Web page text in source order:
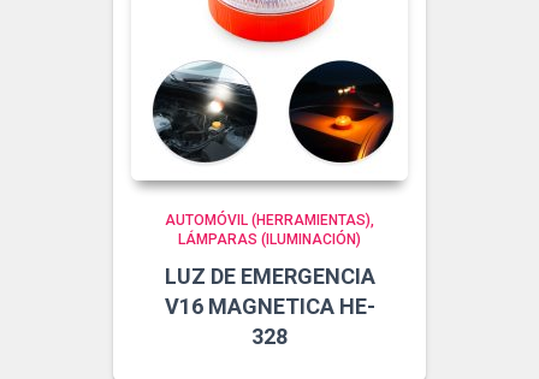
AUTOMÓVIL (HERRAMIENTAS)
LÁMPARAS (ILUMINACIÓN)
LUZ DE EMERGENCIA
V16 MAGNETICA HE-
328